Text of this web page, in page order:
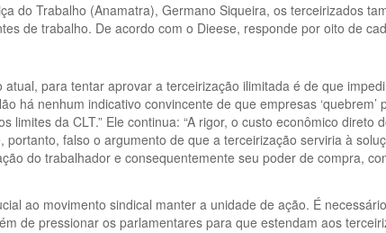
do Trabalho (Anamatra), Germano Siqueira, os terceirizados
de trabalho. De acordo com o Dieese, responde por oito de
para tentar aprovar a terceirização ilimitada é de que
há nenhum indicativo convincente de que empresas
da CLT.” Ele continua: “A rigor, o custo econômico direto
falso o argumento de que a terceirização serviria à
do trabalhador e consequentemente seu poder de compra,
ao movimento sindical manter a unidade de ação. É
de pressionar os parlamentares para que estendam aos